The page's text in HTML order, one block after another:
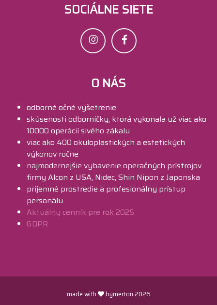
SOCIÁLNE SIETE
O NÁS
odborné očné vyšetrenie
skúsenosti odborníčky, ktorá vykonala už viac ako
10000 operácií sivého zákalu
viac ako 400 okuloplastických a estetických
výkonov ročne
najmodernejšie vybavenie operačných prístrojov
firmy Alcon z USA, Nidec, Shin Nipon z Japonska
príjemné prostredie a profesionálny prístup
personálu
Aktuálny cenník pre rok 2025
GDPR
made with bymerton 2026